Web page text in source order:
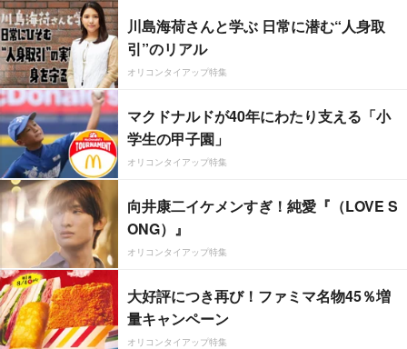
川島海荷さんと学ぶ 日常に潜む“人身取
引”のリアル
オリコンタイアップ特集
マクドナルドが40年にわたり支える「小
学生の甲子園」
オリコンタイアップ特集
向井康二イケメンすぎ！純愛『（LOVE S
ONG）』
オリコンタイアップ特集
大好評につき再び！ファミマ名物45％増
量キャンペーン
オリコンタイアップ特集